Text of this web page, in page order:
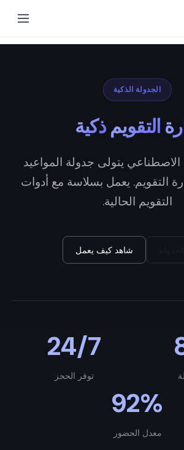
الجدولة الذكية
التقويمذكية
الاصطناعي يتولى جدولة المواعيد
التقويم. يعمل بسلاسة مع أدوات
التقويم الحالية.
شاهد كيف يعمل
24/7
توفر الحجز
92%
معدل الحضور